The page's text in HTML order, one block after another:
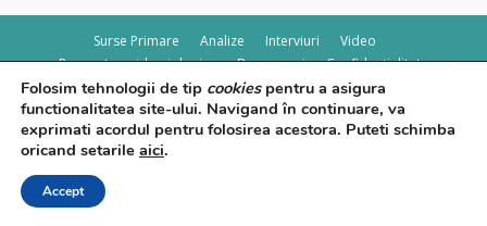
Surse Primare Analize Interviuri
Video
Rapoarte epidemiologice
Despre noi Confidențialitate
© Powered by Control F5
Folosim tehnologii de tip cookiespentru a asigura
functionalitatea site-ului. Navigand în continuare, va
exprimati acordul pentru folosirea acestora. Puteti schimba
oricand setarile aici.
Accept